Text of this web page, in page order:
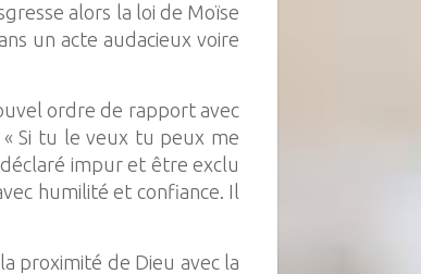
alors la loi de Moïse
un acte audacieux voire
ordre de rapport avec
Si tu le veux tu peux me
impur et être exclu
humilité et confiance. Il
proximité de Dieu avec la